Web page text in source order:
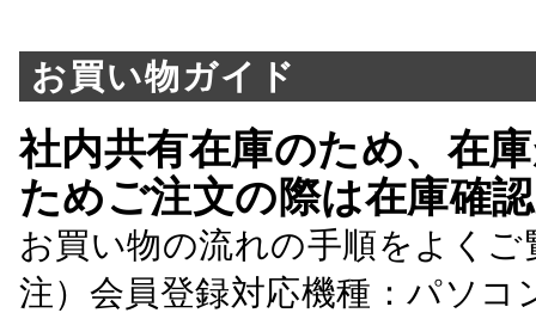
お買い物ガイド
社内共有在庫のため、在
ためご注文の際は在庫確
お買い物の流れの手順をよくご
注）会員登録対応機種：パソ